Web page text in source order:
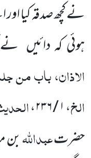
نے کچھ صدقہ کیا اور
ہوئی کہ دائیں
الاذان، باب من
الخ،۱ / ۲۳۶ ،
حضرتعبداللّٰہبن